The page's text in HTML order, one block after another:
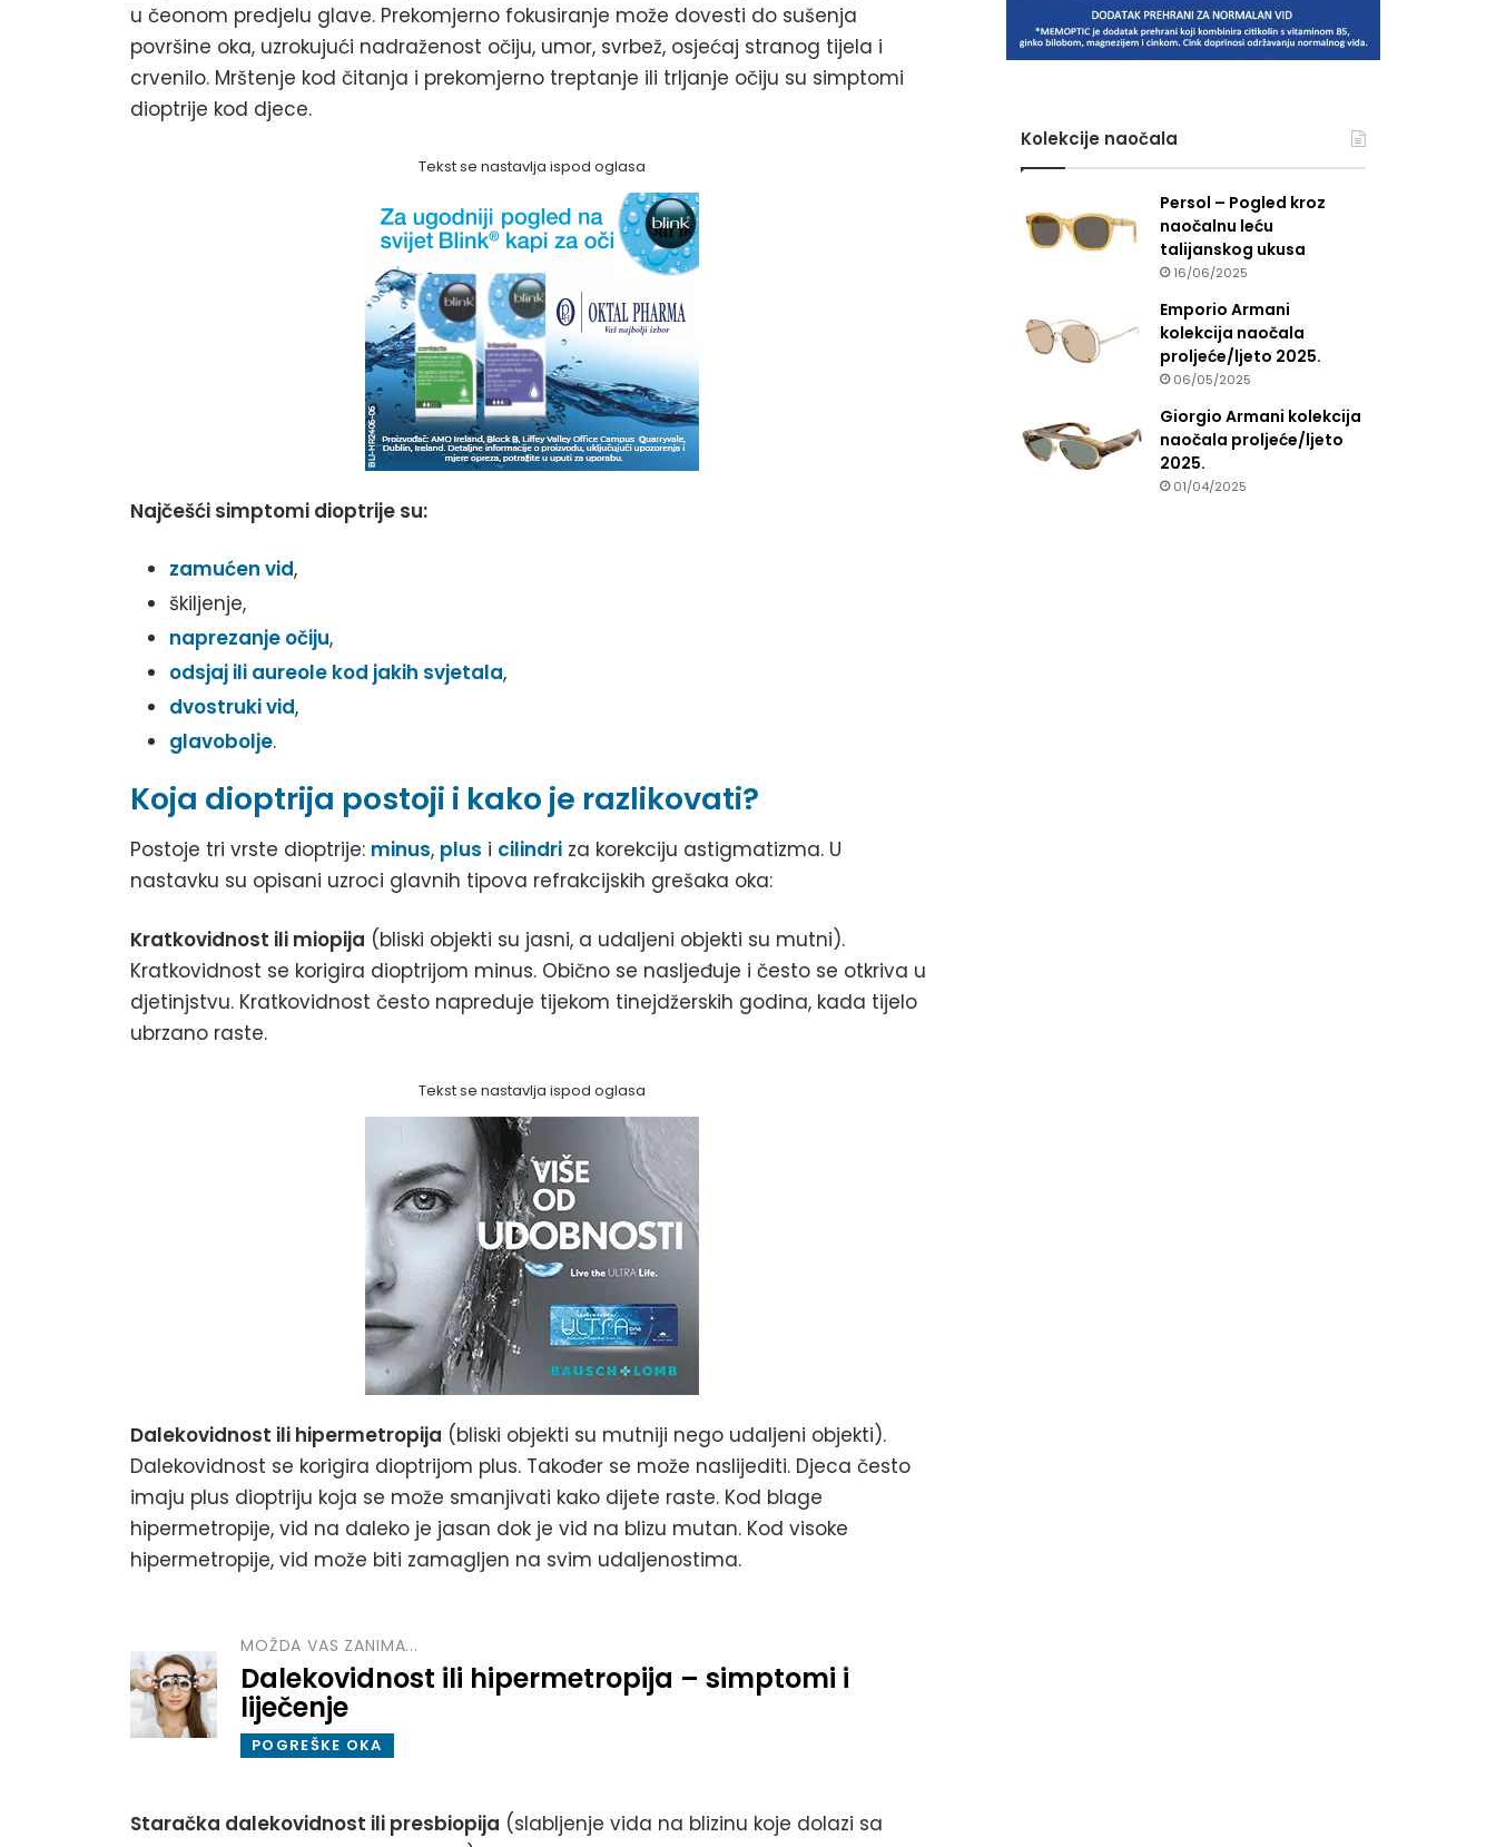
u čeonom predjelu glave. Prekomjerno fokusiranje može dovesti do sušenja
površine oka, uzrokujući nadraženost očiju, umor, svrbež, osjećaj stranog tijela i
crvenilo. Mrštenje kod čitanja i prekomjerno treptanje ili trljanje očiju su simptomi
dioptrije kod djece.
Tekst se nastavlja ispod oglasa
Najčešći simptomi dioptrije su:
zamućen vid,
škiljenje,
naprezanje očiju,
odsjaj ili aureole kod jakih svjetala,
dvostruki vid,
glavobolje.
Koja dioptrija postoji i kako je razlikovati?
Postoje tri vrste dioptrije: minus, plus i cilindri za korekciju astigmatizma. U
nastavku su opisani uzroci glavnih tipova refrakcijskih grešaka oka:
Kratkovidnost ili miopija (bliski objekti su jasni, a udaljeni objekti su mutni).
Kratkovidnost se korigira dioptrijom minus. Obično se nasljeđuje i često se otkriva u
djetinjstvu. Kratkovidnost često napreduje tijekom tinejdžerskih godina, kada tijelo
ubrzano raste.
Tekst se nastavlja ispod oglasa
Dalekovidnost ili hipermetropija (bliski objekti su mutniji nego udaljeni objekti).
Dalekovidnost se korigira dioptrijom plus. Također se može naslijediti. Djeca često
imaju plus dioptriju koja se može smanjivati kako dijete raste. Kod blage
hipermetropije, vid na daleko je jasan dok je vid na blizu mutan. Kod visoke
hipermetropije, vid može biti zamagljen na svim udaljenostima.
MOŽDA VAS ZANIMA...
Dalekovidnost ili hipermetropija – simptomi i
liječenje
POGREŠKE OKA
Staračka dalekovidnost ili presbiopija (slabljenje vida na blizinu koje dolazi sa
Kolekcije naočala
Persol – Pogled kroz
naočalnu leću
talijanskog ukusa
16/06/2025
Emporio Armani
kolekcija naočala
proljeće/ljeto 2025.
06/05/2025
Giorgio Armani kolekcija
naočala proljeće/ljeto
2025.
01/04/2025